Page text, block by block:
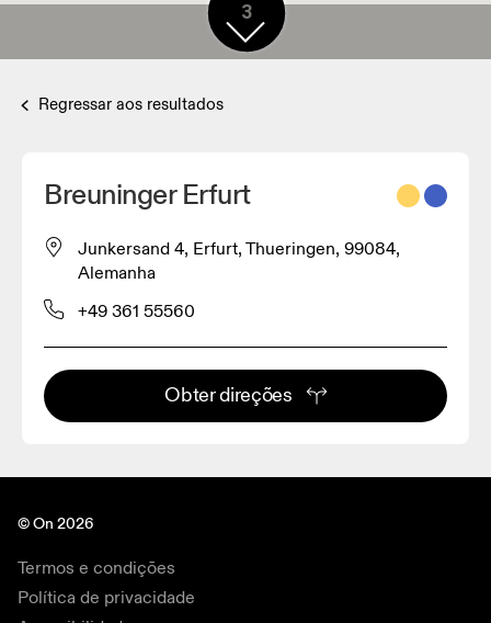
3
Regressar aos resultados
Breuninger Erfurt
Junkersand 4, Erfurt, Thueringen, 99084,
Alemanha
+49 361 55560
Obter direções
© On 2026
Termos e condições
Política de privacidade